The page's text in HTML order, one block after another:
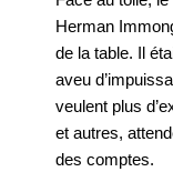
Herman
de la table. Il
aveu
veulent plus
et autres,
des comptes.